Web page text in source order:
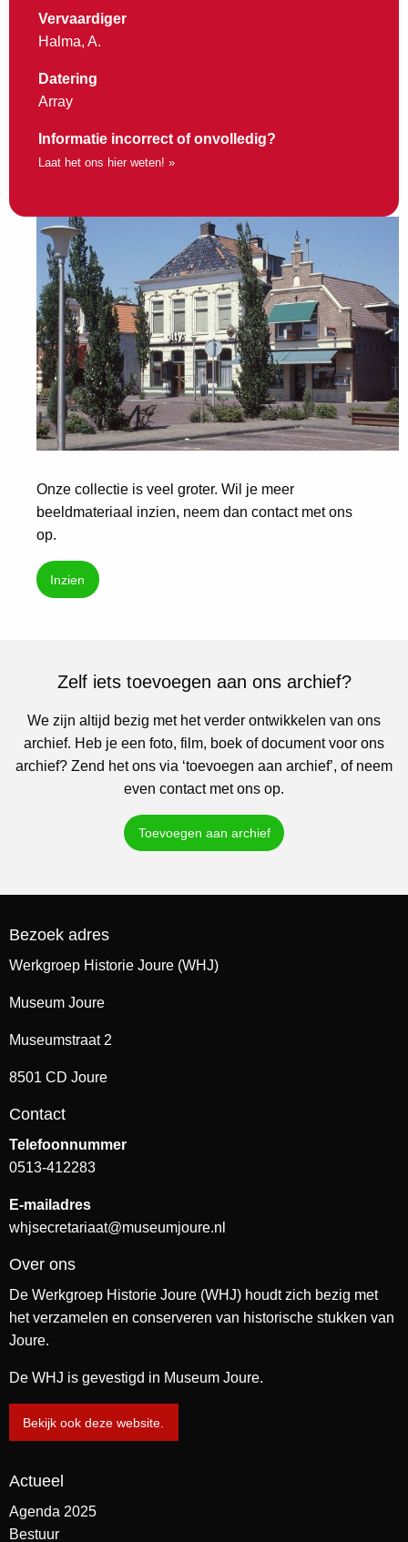
Vervaardiger
Halma, A.
Datering
Array
Informatie incorrect of onvolledig?
Laat het ons hier weten! »
Onze collectie is veel groter. Wil je meer
beeldmateriaal inzien, neem dan contact met ons
op.
Inzien
Zelf iets toevoegen aan ons archief?
We zijn altijd bezig met het verder ontwikkelen van ons
archief. Heb je een foto, film, boek of document voor ons
archief? Zend het ons via ‘toevoegen aan archief’, of neem
even contact met ons op.
Toevoegen aan archief
Bezoek adres
Werkgroep Historie Joure (WHJ)
Museum Joure
Museumstraat 2
8501 CD Joure
Contact
Telefoonnummer
0513-412283
E-mailadres
whjsecretariaat@museumjoure.nl
Over ons
De Werkgroep Historie Joure (WHJ) houdt zich bezig met
het verzamelen en conserveren van historische stukken van
Joure.
De WHJ is gevestigd in Museum Joure.
Bekijk ook deze website.
Actueel
Agenda 2025
Bestuur